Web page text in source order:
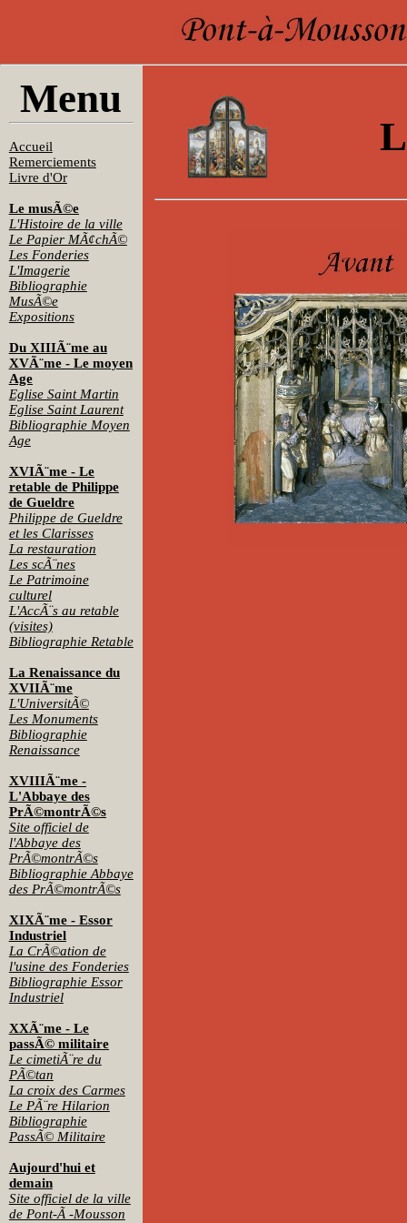
Menu
Accueil
Remerciements
Livre d'Or
Le musÃ©e
L'Histoire de la ville
Le Papier MÃ¢chÃ©
Les Fonderies
L'Imagerie
Bibliographie
MusÃ©e
Expositions
Du XIIIÃ¨me au
XVÃ¨me - Le moyen
Age
Eglise Saint Martin
Eglise Saint Laurent
Bibliographie Moyen
Age
XVIÃ¨me - Le
retable de Philippe
de Gueldre
Philippe de Gueldre
et les Clarisses
La restauration
Les scÃ¨nes
Le Patrimoine
culturel
L'AccÃ¨s au retable
(visites)
Bibliographie Retable
La Renaissance du
XVIIÃ¨me
L'UniversitÃ©
Les Monuments
Bibliographie
Renaissance
XVIIIÃ¨me -
L'Abbaye des
PrÃ©montrÃ©s
Site officiel de
l'Abbaye des
PrÃ©montrÃ©s
Bibliographie Abbaye
des PrÃ©montrÃ©s
XIXÃ¨me - Essor
Industriel
La CrÃ©ation de
l'usine des Fonderies
Bibliographie Essor
Industriel
XXÃ¨me - Le
passÃ© militaire
Le cimetiÃ¨re du
PÃ©tan
La croix des Carmes
Le PÃ¨re Hilarion
Bibliographie
PassÃ© Militaire
Aujourd'hui et
demain
Site officiel de la ville
de Pont-Ã -Mousson